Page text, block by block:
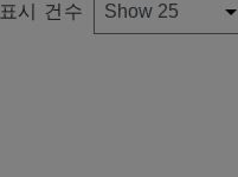
표시 건수